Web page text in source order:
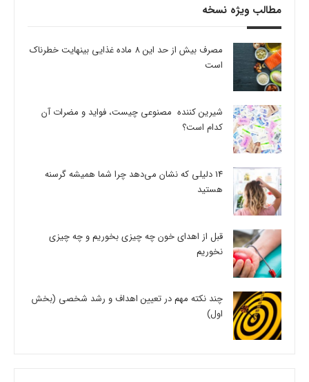
مطالب ویژه نسخه
مصرف بیش از حد این 8 ماده غذایی بینهایت خطرناک
است
شیرین کننده مصنوعی چیست، فواید و مضرات آن
کدام است؟
14 دلیلی که نشان می‌دهد چرا شما همیشه گرسنه
هستید
قبل از اهدای خون چه چیزی بخوریم و چه چیزی
نخوریم
چند نکته مهم در تعیین اهداف و رشد شخصی (بخش
اول)